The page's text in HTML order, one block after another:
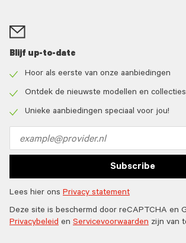
Blijf up-to-date
icon
Hoor als eerste van onze aanbiedingen
icon
Ontdek de nieuwste modellen en collecties
Unieke aanbiedingen speciaal voor jou!
address
Subscribe
Lees hier ons Privacy statement
Deze site is beschermd door reCAPTCHA en
Privacybeleid en Servicevoorwaarden zijn van